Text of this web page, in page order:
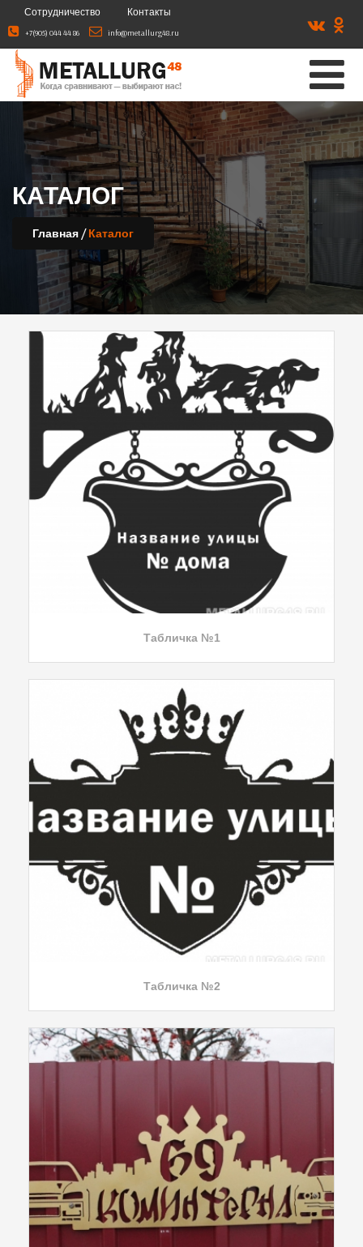
Сотрудничество Контакты
+7(905) 044 44 86 info@metallurg48.ru
КАТАЛОГ
Главная /Каталог
Табличка №1
Табличка №2